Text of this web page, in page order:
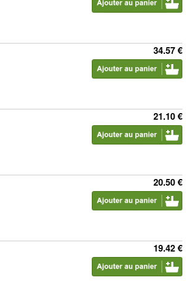
34.57 €
21.10 €
20.50 €
19.42 €